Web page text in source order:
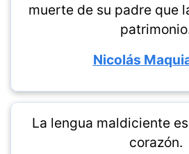
muerte de su padre que
Nicolás
La lengua maldiciente
corazón.